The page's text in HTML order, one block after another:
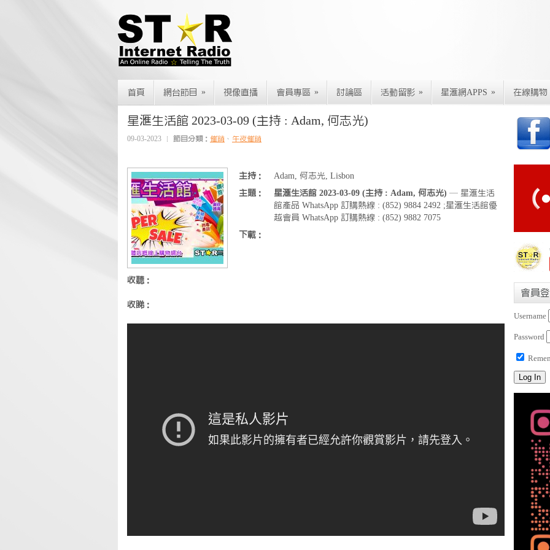
首頁 網台節目 » 視像直播 會員專區 » 討論區 活動留影 » 星滙網APPS » 在線購物
星滙生活館 2023-03-09 (主持 : Adam, 何志光)
09-03-2023 節目分類： 催銷 、 午夜催銷
主持：
Adam, 何志光, Lisbon
主題：
星滙生活館 2023-03-09 (主持 : Adam, 何志光) — 星滙生活
館產品 WhatsApp 訂購熱線 : (852) 9884 2492 ;星滙生活館優
越會員 WhatsApp 訂購熱線 : (852) 9882 7075
下載：
收聽：
收睇：
會員
Username
Password